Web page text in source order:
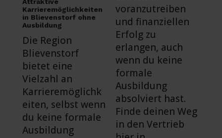
Attraktive
Karrieremöglichkeiten
in Blievenstorf ohne
Ausbildung
Die Region
Blievenstorf
bietet eine
Vielzahl an
Karrieremöglichk
eiten, selbst wenn
du keine formale
Ausbildung
voranzutreiben
und finanziellen
Erfolg zu
erlangen, auch
wenn du keine
formale
Ausbildung
absolviert hast.
Finde deinen Weg
in den Vertrieb